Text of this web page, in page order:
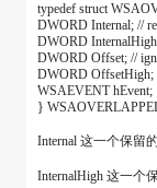
typedef struct
DWORD Internal; //
DWORD
DWORD Offset; //
DWORD OffsetHigh;
WSAEVENT hEvent;
}
Internal 这一个保留
InternalHigh 这一个